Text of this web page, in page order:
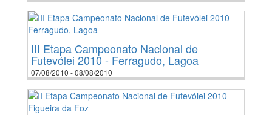
III Etapa Campeonato Nacional de
Futevólei 2010 - Ferragudo, Lagoa
07/08/2010 - 08/08/2010